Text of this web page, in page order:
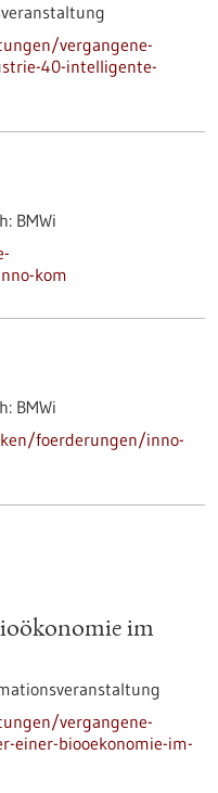
vergangene-
40-intelligente-
BMWi
kom
BMWi
foerderungen/inno-
im
vergangene-
einer-biooekonomie-im-